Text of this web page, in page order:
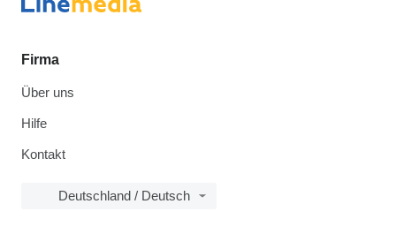
Firma
Über uns
Hilfe
Kontakt
Deutschland / Deutsch